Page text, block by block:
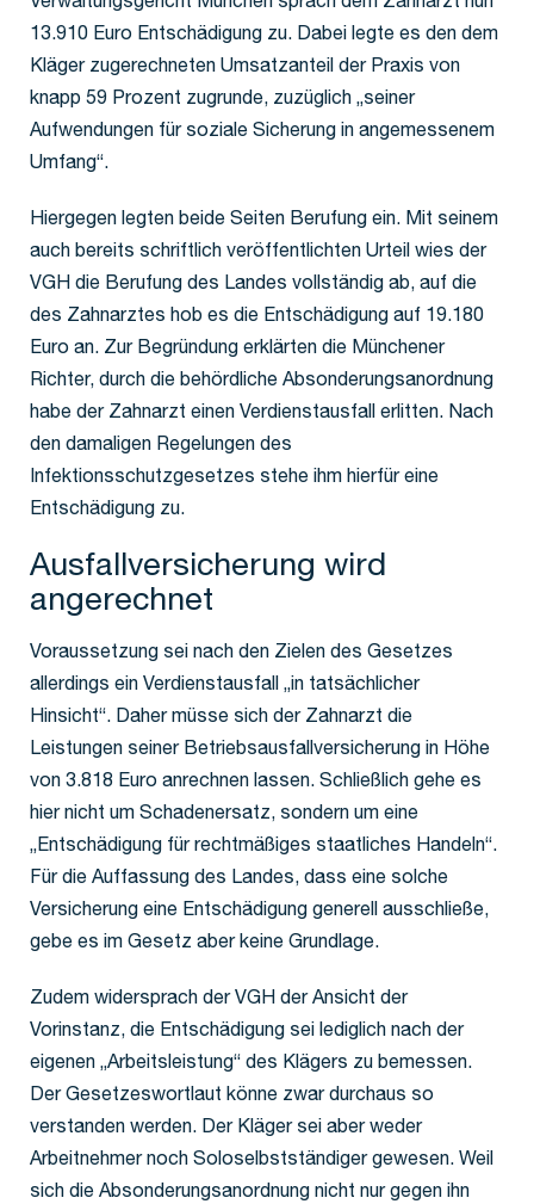
13.910 Euro Entschädigung zu. Dabei legte es den dem
Kläger zugerechneten Umsatzanteil der Praxis von
knapp 59 Prozent zugrunde, zuzüglich „seiner
Aufwendungen für soziale Sicherung in angemessenem
Umfang“.
Hiergegen legten beide Seiten Berufung ein. Mit seinem
auch bereits schriftlich veröffentlichten Urteil wies der
VGH die Berufung des Landes vollständig ab, auf die
des Zahnarztes hob es die Entschädigung auf 19.180
Euro an. Zur Begründung erklärten die Münchener
Richter, durch die behördliche Absonderungsanordnung
habe der Zahnarzt einen Verdienstausfall erlitten. Nach
den damaligen Regelungen des
Infektionsschutzgesetzes stehe ihm hierfür eine
Entschädigung zu.
Ausfallversicherung wird
angerechnet
Voraussetzung sei nach den Zielen des Gesetzes
allerdings ein Verdienstausfall „in tatsächlicher
Hinsicht“. Daher müsse sich der Zahnarzt die
Leistungen seiner Betriebsausfallversicherung in Höhe
von 3.818 Euro anrechnen lassen. Schließlich gehe es
hier nicht um Schadenersatz, sondern um eine
„Entschädigung für rechtmäßiges staatliches Handeln“.
Für die Auffassung des Landes, dass eine solche
Versicherung eine Entschädigung generell ausschließe,
gebe es im Gesetz aber keine Grundlage.
Zudem widersprach der VGH der Ansicht der
Vorinstanz, die Entschädigung sei lediglich nach der
eigenen „Arbeitsleistung“ des Klägers zu bemessen.
Der Gesetzeswortlaut könne zwar durchaus so
verstanden werden. Der Kläger sei aber weder
Arbeitnehmer noch Soloselbstständiger gewesen. Weil
sich die Absonderungsanordnung nicht nur gegen ihn